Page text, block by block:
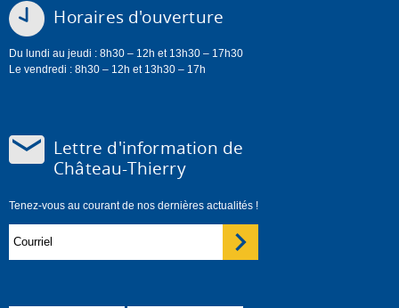
Horaires d'ouverture
Du lundi au jeudi : 8h30 – 12h et 13h30 – 17h30
Le vendredi : 8h30 – 12h et 13h30 – 17h
Lettre d'information de
Château-Thierry
Tenez-vous au courant de nos dernières actualités !